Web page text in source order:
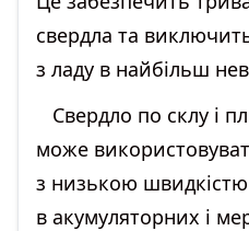
свердла та
з ладу в найбільш
Свердло по склу і
може
з низькою
в акумуляторних і